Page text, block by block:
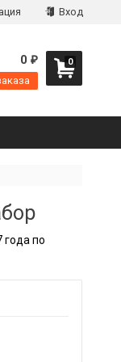
Вход
0
0 ₽
года по